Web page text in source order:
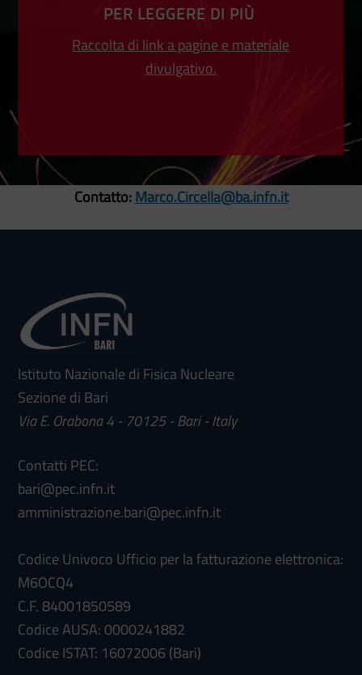
PER LEGGERE DI PIÙ
Raccolta di link a pagine e materiale
divulgativo.
Contatto:Marco.Circella@ba.infn.it
Istituto Nazionale di Fisica Nucleare
Sezione di Bari
Via E. Orabona 4 - 70125 - Bari - Italy
Contatti PEC:
bari@pec.infn.it
amministrazione.bari@pec.infn.it
Codice Univoco Ufficio per la fatturazione elettronica:
M6OCQ4
C.F. 84001850589
Codice AUSA: 0000241882
Codice ISTAT: 16072006 (Bari)